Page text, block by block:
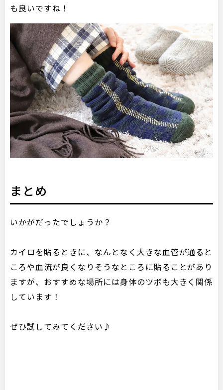
も良いですね！
まとめ
いかがだったでしょうか？
カイロを貼るときに、なんとなく大きな血管が通ると
ころや血流が良くなりそうなところに貼ることがあり
ますが、おすすめな場所には身体のツボも大きく関係
しています！
ぜひ試してみてください♪